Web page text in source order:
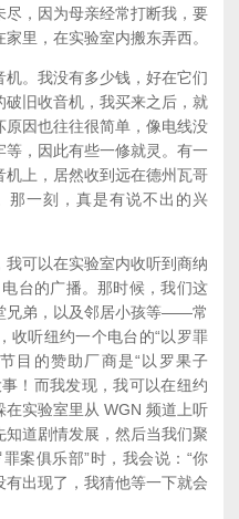
，因为母亲经常打断我，要
里，在实验室内搬东弄西。
。我没有多少钱，好在它们
旧收音机，我买来之后，就
因也往往很简单，像电线没
，因此有些一修就灵。有一
上，居然收到远在德州瓦哥
那一刻，真是有说不出的兴
可以在实验室内收听到商纳
台的广播。那时候，我们这
弟，以及邻居小孩等——常
收听纽约一个电台的“以罗罪
目的赞助厂商是“以罗果子
！而我发现，我可以在纽约
实验室里从 WGN 频道上听
道剧情发展，然后当我们聚
案俱乐部”时，我会说：“你
出现了，我猜他等一下就会